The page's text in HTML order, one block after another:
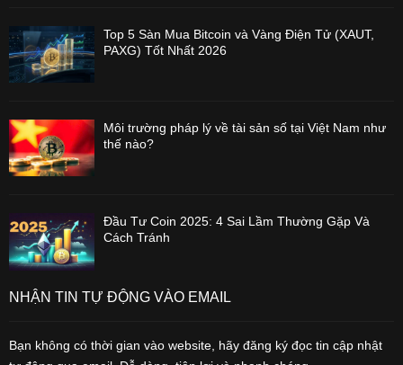
Top 5 Sàn Mua Bitcoin và Vàng Điện Tử (XAUT,
PAXG) Tốt Nhất 2026
Môi trường pháp lý về tài sản số tại Việt Nam như
thế nào?
Đầu Tư Coin 2025: 4 Sai Lầm Thường Gặp Và
Cách Tránh
NHẬN TIN TỰ ĐỘNG VÀO EMAIL
Bạn không có thời gian vào website, hãy đăng ký đọc tin cập nhật